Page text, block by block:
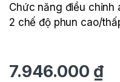
Chức năng điều chỉnh
2 chế độ phun cao/
7.946.000 ₫